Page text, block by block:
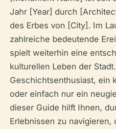
Jahr [Year] durch
des Erbes von [City]. Im
zahlreiche bedeutende
spielt weiterhin eine
kulturellen Leben der
Geschichtsenthusiast, ein
oder einfach nur ein
dieser Guide hilft Ihnen,
Erlebnissen zu navigieren,